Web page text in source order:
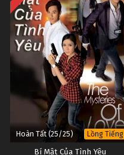
Hoàn Tất (25/25) Lồng Tiếng
Bí Mật Của Tình Yêu